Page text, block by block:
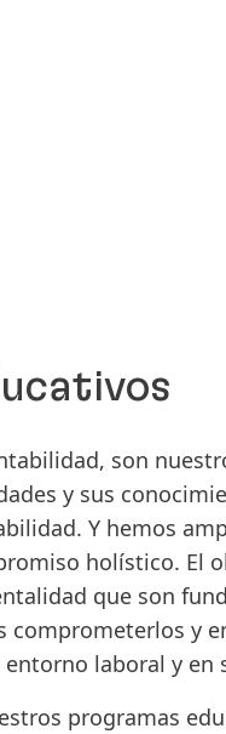
son
y sus
Y hemos
holístico. El
que son
y
laboral y en
programas